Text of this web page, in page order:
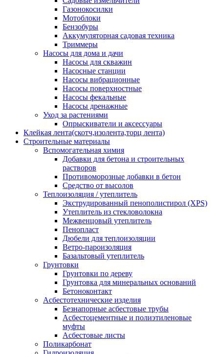
Газонокосилки
Мотоблоки
Бензобуры
Аккумуляторная садовая техника
Триммеры
Насосы для дома и дачи
Насосы для скважин
Насосные станции
Насосы вибрационные
Насосы поверхностные
Насосы фекальные
Насосы дренажные
Уход за растениями
Опрыскиватели и аксессуары
Клейкая лента(скотч,изолента,торц лента)
Строительные материалы
Вспомогательная химия
Добавки для бетона и строительных
растворов
Противоморозные добавки в бетон
Средство от высолов
Теплоизоляция / утеплитель
Экструдированный пенополистирол (XPS)
Утеплитель из стекловолокна
Межвенцовый утеплитель
Пенопласт
Дюбели для теплоизоляции
Ветро-пароизоляция
Базальтовый утеплитель
Грунтовки
Грунтовки по дереву
Грунтовка для минеральных оснований
Бетоноконтакт
Асбестотехнические изделия
Безнапорные асбестовые трубы
Асбестоцементные и полиэтиленовые
муфты
Асбестовые листы
Поликарбонат